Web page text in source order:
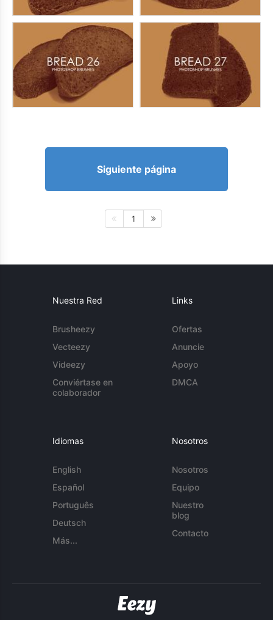
Siguiente página
1
Nuestra Red
Brusheezy
Vecteezy
Videezy
Conviértase en
colaborador
Links
Ofertas
Anuncie
Apoyo
DMCA
Idiomas
English
Español
Português
Deutsch
Más...
Nosotros
Nosotros
Equipo
Nuestro
blog
Contacto